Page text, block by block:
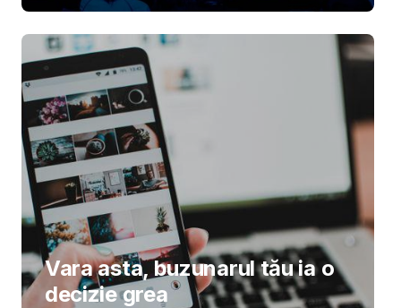
Vara asta, buzunarul tău ia o
decizie grea